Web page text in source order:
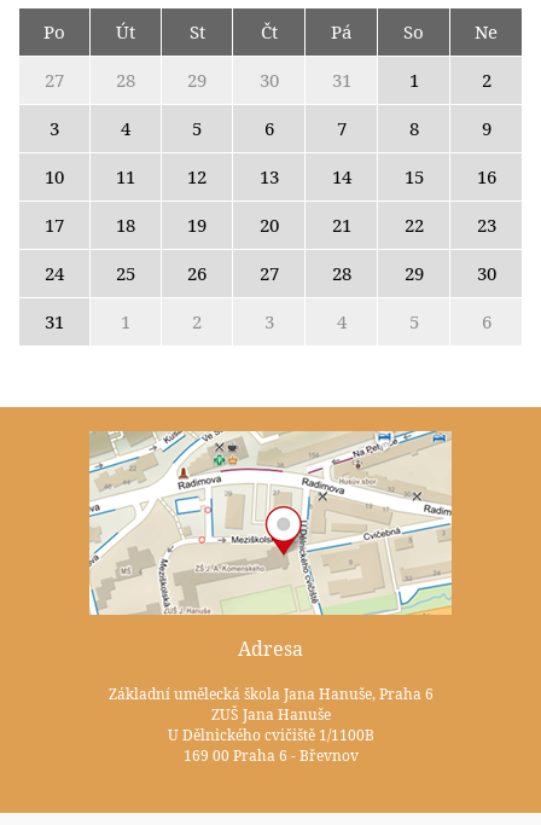
Po Út St Čt Pá So
Ne
27
28 29 30 31 1
2
3
4 5 6 7 8
9
10
11 12 13 14 15
16
17
18 19 20 21 22
23
24
25 26 27 28 29
30
31
1 2 3 4 5 6
Adresa
Základní umělecká škola Jana Hanuše, Praha 6
ZUŠ Jana Hanuše
U Dělnického cvičiště 1/1100B
169 00 Praha 6 - Břevnov